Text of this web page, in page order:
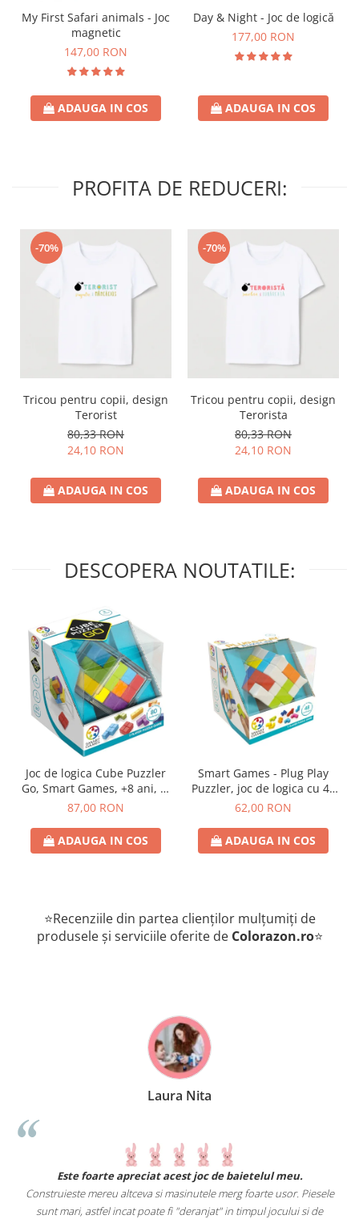
My First Safari animals - Joc
magnetic
147,00 RON
ADAUGA IN COS
Day & Night - Joc de logică
177,00 RON
ADAUGA IN COS
PROFITA DE REDUCERI:
-70%
Tricou pentru copii, design
Terorist
80,33 RON
24,10 RON
ADAUGA IN COS
-70%
Tricou pentru copii, design
Terorista
80,33 RON
24,10 RON
ADAUGA IN COS
DESCOPERA NOUTATILE:
Joc de logica Cube Puzzler
Go, Smart Games, +8 ani, lb
romana
87,00 RON
ADAUGA IN COS
Smart Games - Plug Play
Puzzler, joc de logica cu 48
de provocari, 6+ ani, lb
62,00 RON
ADAUGA IN COS
⭐Recenziile din partea clienților mulțumiți de
produsele și serviciile oferite de Colorazon.ro⭐
Laura Nita
Este foarte apreciat acest joc de baietelul meu.
Construieste mereu altceva si masinutele merg foarte usor. Piesele
sunt mari, astfel incat poate fi "deranjat" in timpul jocului si de